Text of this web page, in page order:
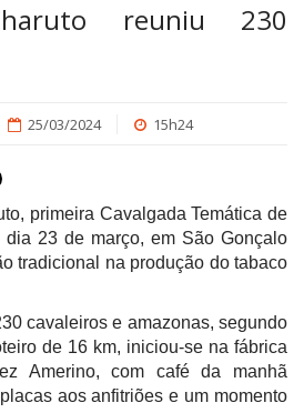
reuniu 230
25/03/2024 15h24
primeira Cavalgada Temática de
23 de março, em São Gonçalo
tradicional na produção do tabaco
cavaleiros e amazonas, segundo
de 16 km, iniciou-se na fábrica
Amerino, com café da manhã
aos anfitriões e um momento